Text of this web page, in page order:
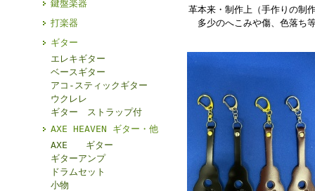
鍵盤楽器
打楽器
ギター
エレキギター
ベースギター
アコ-スティックギター
ウクレレ
ギター ストラップ付
AXE HEAVEN ギター・他
AXE ギター
ギターアンプ
ドラムセット
小物
革本来・制作上（手作りの制
多少のへこみや傷、色落ち等